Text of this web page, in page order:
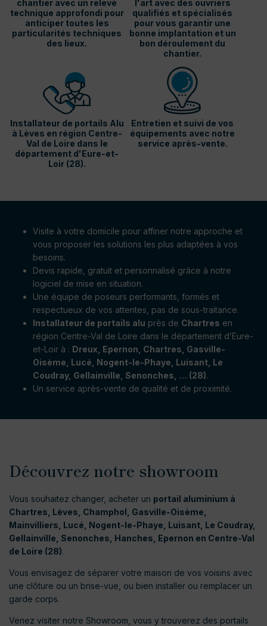
chantier avec un relevé
technique approfondi pour
anticiper toutes les
particularités techniques
des lieux.
l'art avec des ouvriers
qualifiés et spécialisés
pour vous garantir une
bonne implantation et un
bon déroulement du
chantier.
Installateur de portails Alu
à Lèves en région Centre-
Val de Loire dans le
département d'Eure-et-
Loir (28).
Entretien et suivi de vos
équipements avec notre
service après-vente.
Visite à votre domicile pour affiner notre approche et
vous proposer les solutions les plus adaptées à vos
besoins.
Devis rapide, gratuit et personnalisé grâce à notre
logiciel de mise en situation.
Une équipe de poseurs performants, formés et
respectueux de vos attentes, pas de sous-traitance.
Installateur de portails alu près de Chartres en
région Centre-Val de Loire dans le département d’Eure-
et-Loir à : Dreux, Epernon, Chartres, Gasville-
Oisème, Lucé, Nogent-le-Phaye, Luisant, Le
Coudray, Gellainville, Senonches, … (28).
Un service après-vente de qualité et de proximité.
Découvrez notre showroom
Vous souhaitez changer, acheter un portail aluminium à
Chartres, Lèves, Champhol, Gasville-Oisème,
Mainvilliers, Lucé, Nogent-le-Phaye, Luisant, Le Coudray,
Gellainville, Senonches, Hanches, Epernon en Centre-Val
de Loire (28).
Vous envisagez de séparer votre maison de vos voisins avec
une clôture ou un brise-vue, ou bien installer ou remplacer un
garde corps.
Venez visiter notre Showroom, vous y trouverez des portails